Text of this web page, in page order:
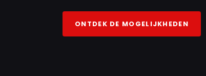
ONTDEK DE MOGELIJKHEDEN